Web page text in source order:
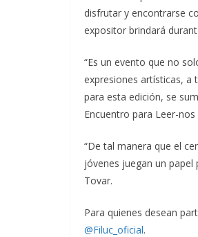
disfrutar y encontrarse
expositor brindará
“Es un evento que no
expresiones artísticas, a
para esta edición, se
Encuentro para Leer-
“De tal manera que el
jóvenes juegan un papel
Tovar.
Para quienes desean
@Filuc_oficial.